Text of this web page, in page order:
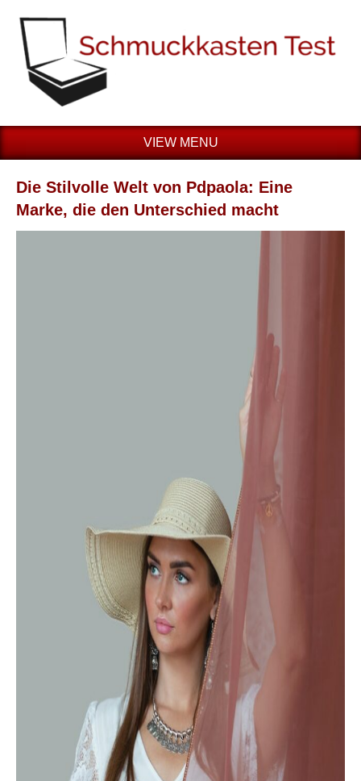
VIEW MENU
Die Stilvolle Welt von Pdpaola: Eine
Marke, die den Unterschied macht